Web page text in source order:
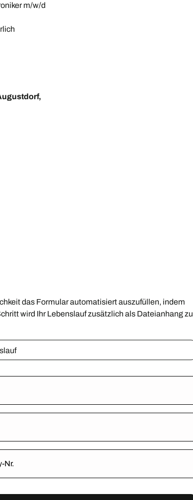
m/w/d
das Formular automatisiert auszufüllen, indem
wird Ihr Lebenslauf zusätzlich als Dateianhang zu
Nr.